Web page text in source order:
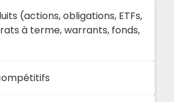
(actions, obligations, ETFs,
à terme, warrants, fonds,